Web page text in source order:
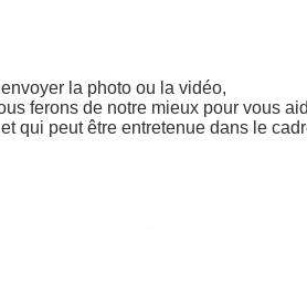
la photo ou la vidéo,
ferons de notre mieux pour vous
qui peut être entretenue dans le